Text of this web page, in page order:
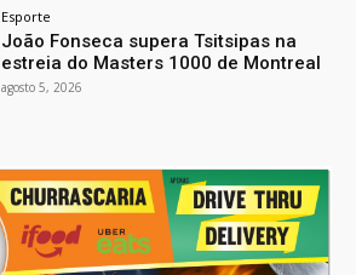
Esporte
João Fonseca supera Tsitsipas na
estreia do Masters 1000 de Montreal
agosto 5, 2026